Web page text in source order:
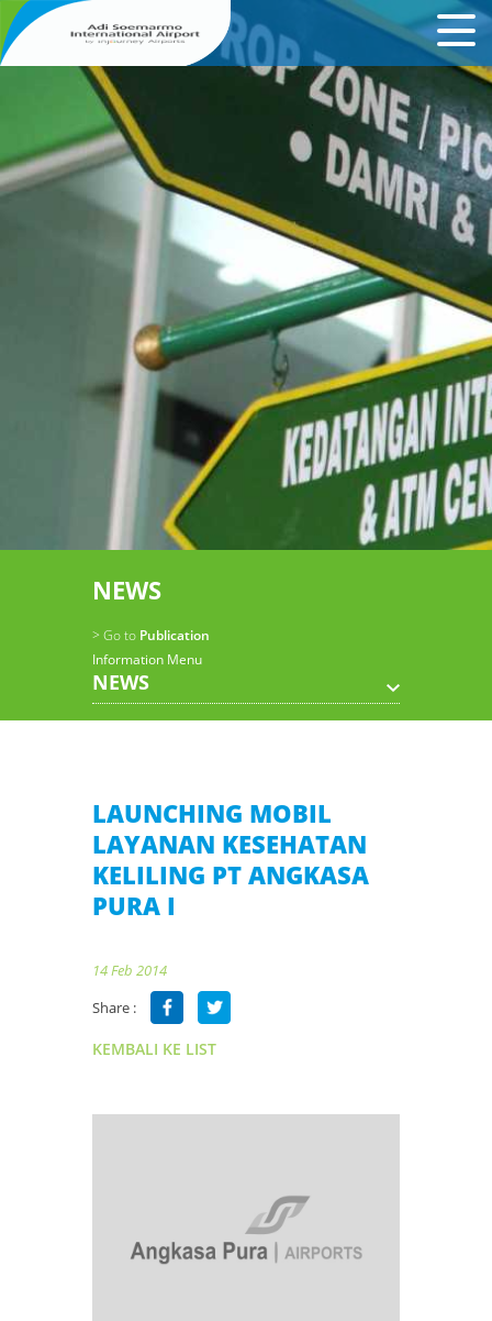
NEWS
> Go to Publication
Information Menu
NEWS
LAUNCHING MOBIL
LAYANAN KESEHATAN
KELILING PT ANGKASA
PURA I
14 Feb 2014
Share :
KEMBALI KE LIST